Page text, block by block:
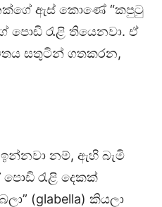
ඇස් කොණේ “කපුටු
පොඩි රැළි තියෙනවා. ඒ
සතුටින් ගතකරන,
නම්, ඇහි බැමි
පොඩි රැළි දෙකක්
(glabella) කියලා